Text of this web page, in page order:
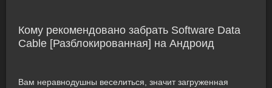
Кому рекомендовано забрать Software Data
Cable [Разблокированная] на Андроид
Вам неравнодушны веселиться, значит загруженная